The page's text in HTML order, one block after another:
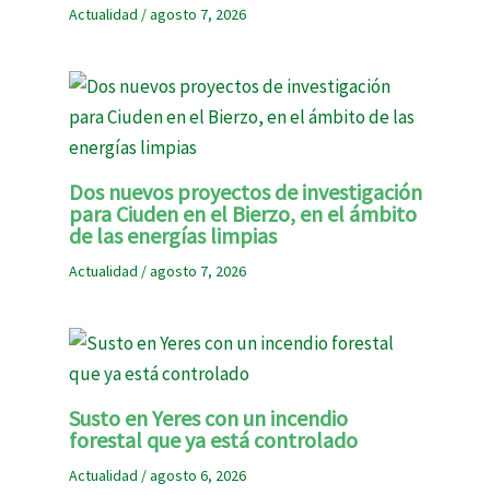
Actualidad /agosto 7, 2026
Dos nuevos proyectos de investigación
para Ciuden en el Bierzo, en el ámbito
de las energías limpias
Actualidad /agosto 7, 2026
Susto en Yeres con un incendio
forestal que ya está controlado
Actualidad /agosto 6, 2026